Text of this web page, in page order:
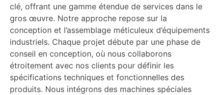
clé, offrant une gamme étendue de services dans le
gros œuvre. Notre approche repose sur la
conception et l’assemblage méticuleux d’équipements
industriels. Chaque projet débute par une phase de
conseil en conception, où nous collaborons
étroitement avec nos clients pour définir les
spécifications techniques et fonctionnelles des
produits. Nous intégrons des machines spéciales